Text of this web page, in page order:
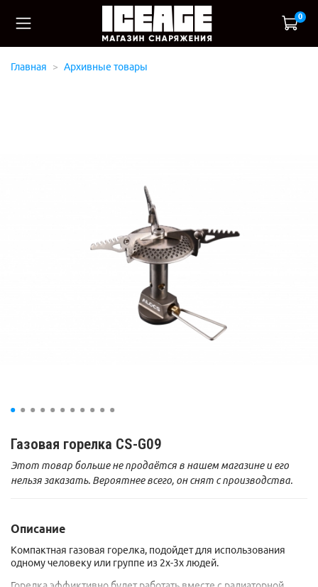
0
Главная Архивные товары
Газовая горелка CS-G09
Этот товар больше не продаётся в нашем магазине и его
нельзя заказать. Вероятнее всего, он снят с производства.
Описание
Компактная газовая горелка, подойдет для использования
одному человеку или группе из 2х-3х людей.